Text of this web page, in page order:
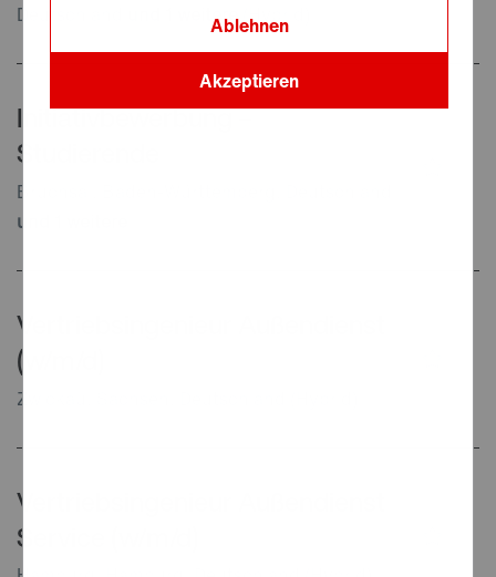
Deutschland
weitere (Hybrid)
Initiativbewerbung –
Studierende
Bruchsal, Baden-Württemberg, Deutschland
und
Vertriebsingenieur Außendienst
(w/m/d)
Zwickau, Sachsen, Deutschland
Vertriebsingenieur Außendienst
Service (w/m/d)
Akzeptieren
Ablehnen